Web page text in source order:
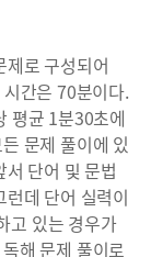
로 구성되어
간은 70분이다.
평균 1분30초에
문제 풀이에 있
단어 및 문법
데 단어 실력이
고 있는 경우가
해 문제 풀이로